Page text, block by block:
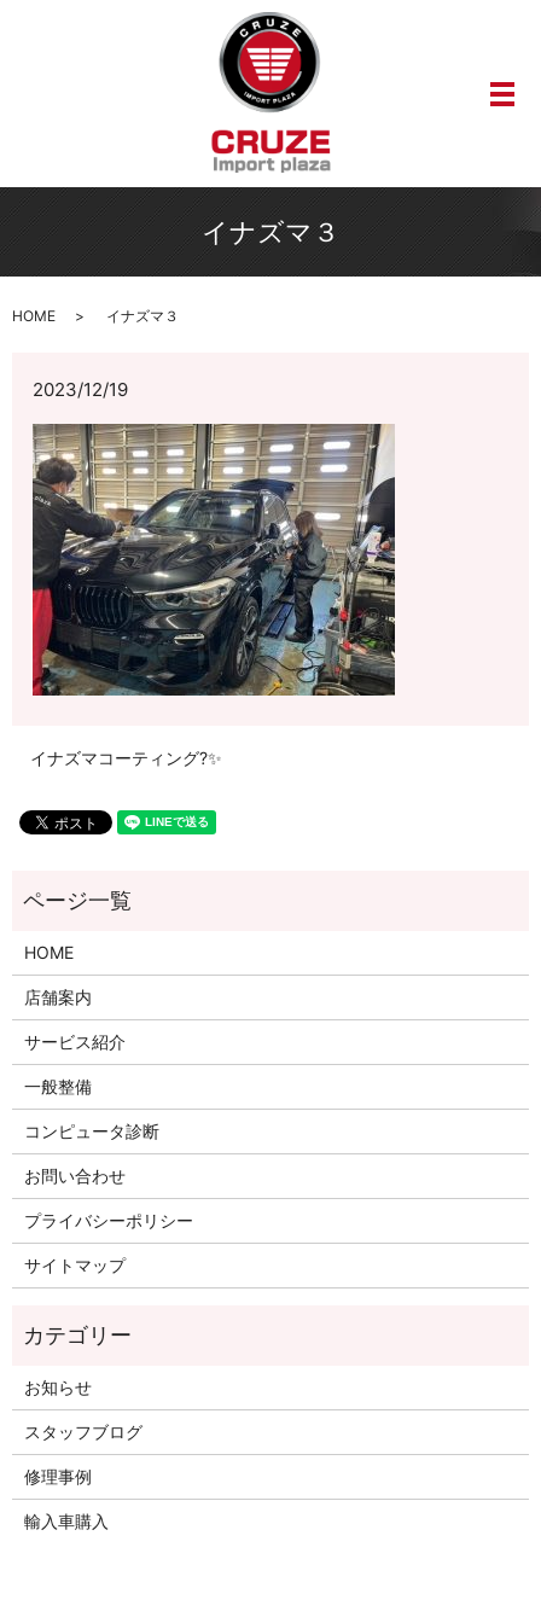
メ
イナズマ３
HOME イナズマ３
2023/12/19
イナズマコーティング?✨
HOME
店舗案内
サービス紹介
一般整備
コンピュータ診断
お問い合わせ
プライバシーポリシー
サイトマップ
お知らせ
スタッフブログ
修理事例
輸入車購入